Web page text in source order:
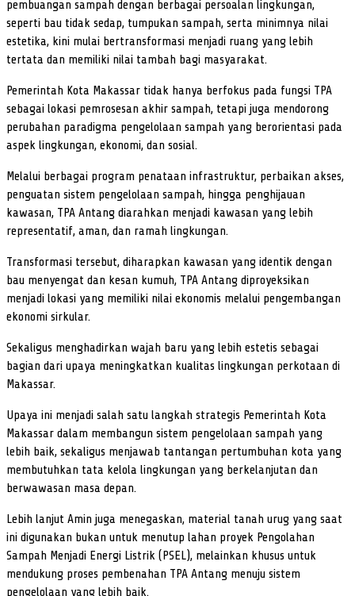
pembuangan sampah dengan berbagai persoalan lingkungan,
seperti bau tidak sedap, tumpukan sampah, serta minimnya nilai
estetika, kini mulai bertransformasi menjadi ruang yang lebih
tertata dan memiliki nilai tambah bagi masyarakat.
Pemerintah Kota Makassar tidak hanya berfokus pada fungsi TPA
sebagai lokasi pemrosesan akhir sampah, tetapi juga mendorong
perubahan paradigma pengelolaan sampah yang berorientasi pada
aspek lingkungan, ekonomi, dan sosial.
Melalui berbagai program penataan infrastruktur, perbaikan akses,
penguatan sistem pengelolaan sampah, hingga penghijauan
kawasan, TPA Antang diarahkan menjadi kawasan yang lebih
representatif, aman, dan ramah lingkungan.
Transformasi tersebut, diharapkan kawasan yang identik dengan
bau menyengat dan kesan kumuh, TPA Antang diproyeksikan
menjadi lokasi yang memiliki nilai ekonomis melalui pengembangan
ekonomi sirkular.
Sekaligus menghadirkan wajah baru yang lebih estetis sebagai
bagian dari upaya meningkatkan kualitas lingkungan perkotaan di
Makassar.
Upaya ini menjadi salah satu langkah strategis Pemerintah Kota
Makassar dalam membangun sistem pengelolaan sampah yang
lebih baik, sekaligus menjawab tantangan pertumbuhan kota yang
membutuhkan tata kelola lingkungan yang berkelanjutan dan
berwawasan masa depan.
Lebih lanjut Amin juga menegaskan, material tanah urug yang saat
ini digunakan bukan untuk menutup lahan proyek Pengolahan
Sampah Menjadi Energi Listrik (PSEL), melainkan khusus untuk
mendukung proses pembenahan TPA Antang menuju sistem
pengelolaan yang lebih baik.